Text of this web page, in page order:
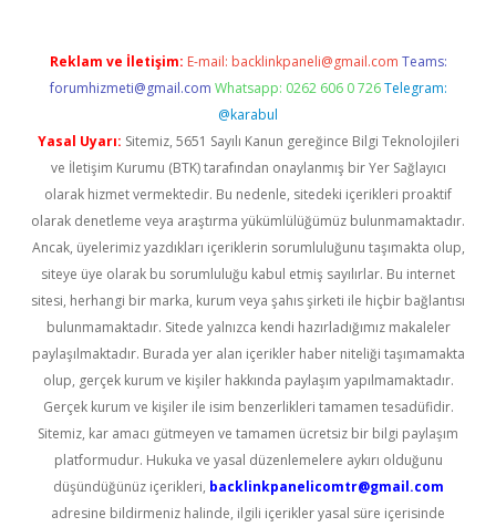
Reklam ve İletişim: E-mail: backlinkpaneli@gmail.com Teams:
forumhizmeti@gmail.com Whatsapp: 0262 606 0 726 Telegram:
@karabul
Yasal Uyarı: Sitemiz, 5651 Sayılı Kanun gereğince Bilgi Teknolojileri
ve İletişim Kurumu (BTK) tarafından onaylanmış bir Yer Sağlayıcı
olarak hizmet vermektedir. Bu nedenle, sitedeki içerikleri proaktif
olarak denetleme veya araştırma yükümlülüğümüz bulunmamaktadır.
Ancak, üyelerimiz yazdıkları içeriklerin sorumluluğunu taşımakta olup,
siteye üye olarak bu sorumluluğu kabul etmiş sayılırlar. Bu internet
sitesi, herhangi bir marka, kurum veya şahıs şirketi ile hiçbir bağlantısı
bulunmamaktadır. Sitede yalnızca kendi hazırladığımız makaleler
paylaşılmaktadır. Burada yer alan içerikler haber niteliği taşımamakta
olup, gerçek kurum ve kişiler hakkında paylaşım yapılmamaktadır.
Gerçek kurum ve kişiler ile isim benzerlikleri tamamen tesadüfidir.
Sitemiz, kar amacı gütmeyen ve tamamen ücretsiz bir bilgi paylaşım
platformudur. Hukuka ve yasal düzenlemelere aykırı olduğunu
düşündüğünüz içerikleri, backlinkpanelicomtr@gmail.com
adresine bildirmeniz halinde, ilgili içerikler yasal süre içerisinde